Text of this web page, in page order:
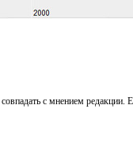
с мнением редакции.